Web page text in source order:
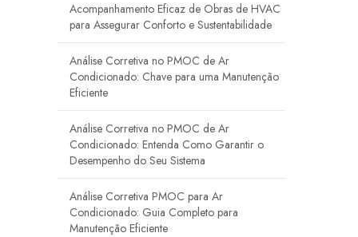
Acompanhamento Eficaz de Obras de HVAC
para Assegurar Conforto e Sustentabilidade
Análise Corretiva no PMOC de Ar
Condicionado: Chave para uma Manutenção
Eficiente
Análise Corretiva no PMOC de Ar
Condicionado: Entenda Como Garantir o
Desempenho do Seu Sistema
Análise Corretiva PMOC para Ar
Condicionado: Guia Completo para
Manutenção Eficiente